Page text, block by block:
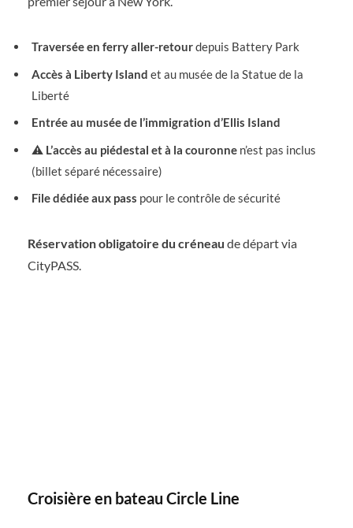
Traversée en ferry aller-retourdepuis Battery Park
Accès à Liberty Island et au musée de la Statue de la
Liberté
Entrée au musée de l’immigration d’Ellis Island
⚠️ L’accès au piédestal et à la couronne n’est pas inclus
(billet séparé nécessaire)
File dédiée aux pass pour le contrôle de sécurité
Réservation obligatoire du créneau de départ via
CityPASS.
Croisière en bateau Circle Line